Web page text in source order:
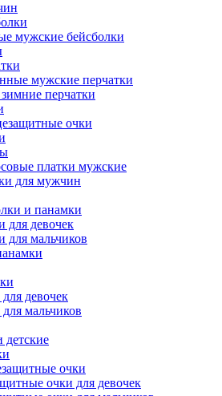
мужские бейсболки
мужские перчатки
перчатки
очки
платки мужские
для мужчин
и панамки
для девочек
для мальчиков
девочек
мальчиков
очки
очки для девочек